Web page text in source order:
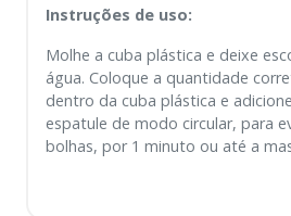
Instruções de uso:
Molhe a cuba plástica e deixe
água. Coloque a quantidade
dentro da cuba plástica e
espatule de modo circular, para
bolhas, por 1 minuto ou até a